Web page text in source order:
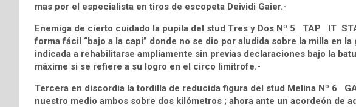
mas por el especialista en tiros de escopeta Deividi Gaier.-
Enemiga de cierto cuidado la pupila del stud Tres y Dos Nº 5 TAP IT
forma fácil “bajo a la capi” donde no se dio por aludida sobre la milla en
indicada a rehabilitarse ampliamente sin previas declaraciones bajo la
máxime si se refiere a su logro en el circo limítrofe.-
Tercera en discordia la tordilla de reducida figura del stud Melina Nº 6
nuestro medio ambos sobre dos kilómetros ; ahora ante un acordeón de